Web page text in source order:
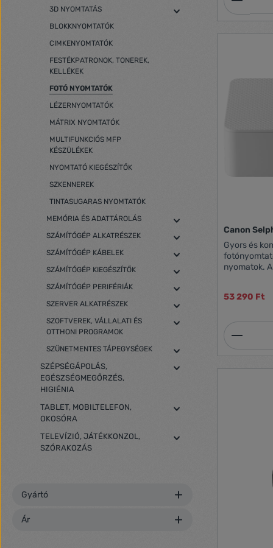
3D NYOMTATÁS
BLOKKNYOMTATÓK
CIMKENYOMTATÓK
FESTÉKPATRONOK, TONEREK,
KELLÉKEK
FOTÓ NYOMTATÓK
LÉZERNYOMTATÓK
MÁTRIX NYOMTATÓK
MULTIFUNKCIÓS MFP
KÉSZÜLÉKEK
NYOMTATÓ KIEGÉSZÍTŐK
SZKENNEREK
TINTASUGARAS NYOMTATÓK
MEMÓRIA ÉS ADATTÁROLÁS
SZÁMÍTÓGÉP ALKATRÉSZEK
SZÁMÍTÓGÉP KÁBELEK
SZÁMÍTÓGÉP KIEGÉSZÍTŐK
SZÁMÍTÓGÉP PERIFÉRIÁK
SZERVER ALKATRÉSZEK
SZOFTVEREK, VÁLLALATI ÉS
OTTHONI PROGRAMOK
SZÜNETMENTES TÁPEGYSÉGEK
SZÉPSÉGÁPOLÁS,
EGÉSZSÉGMEGŐRZÉS,
HIGIÉNIA
TABLET, MOBILTELEFON,
OKOSÓRA
TELEVÍZIÓ, JÁTÉKKONZOL,
SZÓRAKOZÁS
Gyártó
Ár
black and Dye
felbontás: 5.760
Egyedi munkahely,
JPEG,
Szkenner
USB-
802.11a/b/g/
Apple
útmutató,
Canon
Gyors és
nyomatok.
53 290 Ft